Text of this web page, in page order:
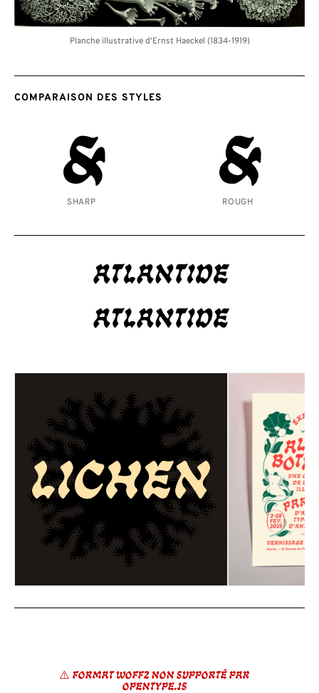
Planche illustrative d'Ernst Haeckel (1834-1919)
COMPARAISON DES STYLES
&
SHARP
&
ROUGH
Atlantide
Atlantide
⚠️ Format WOFF2 non supporté par
opentype.js